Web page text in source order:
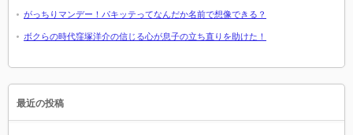
がっちりマンデー！パキッテってなんだか名前で想像できる？
ボクらの時代窪塚洋介の信じる心が息子の立ち直りを助けた！
最近の投稿